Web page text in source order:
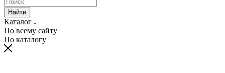
Найти
Каталог
По всему сайту
По каталогу